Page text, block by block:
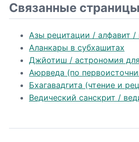
Связанные страницы
Азы рецитации / алфавит
Аланкары в субхашитах
Джйотиш / астрономия
Аюрведа (по
Бхагавадгита (чтение и
Ведический санскрит /